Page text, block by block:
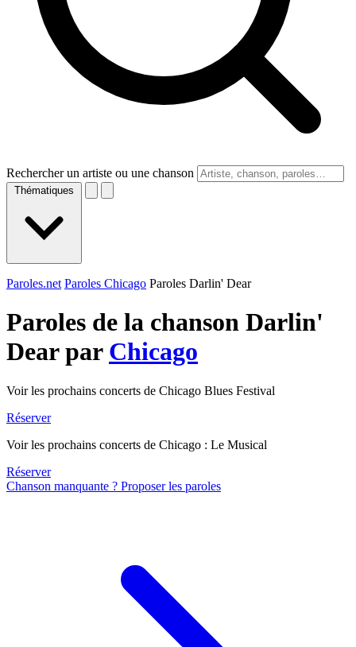
Rechercher un artiste ou une chanson
Thématiques
Paroles.net Paroles Chicago Paroles Darlin' Dear
Paroles de la chanson Darlin'
Dear par Chicago
Voir les prochains concerts de Chicago Blues Festival
Réserver
Voir les prochains concerts de Chicago : Le Musical
Réserver
Chanson manquante ? Proposer les paroles